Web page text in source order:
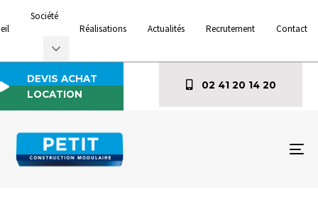
Société
Réalisations
Actualités Recrutement Contact
DEVIS ACHAT
LOCATION
02 41 20 14 20